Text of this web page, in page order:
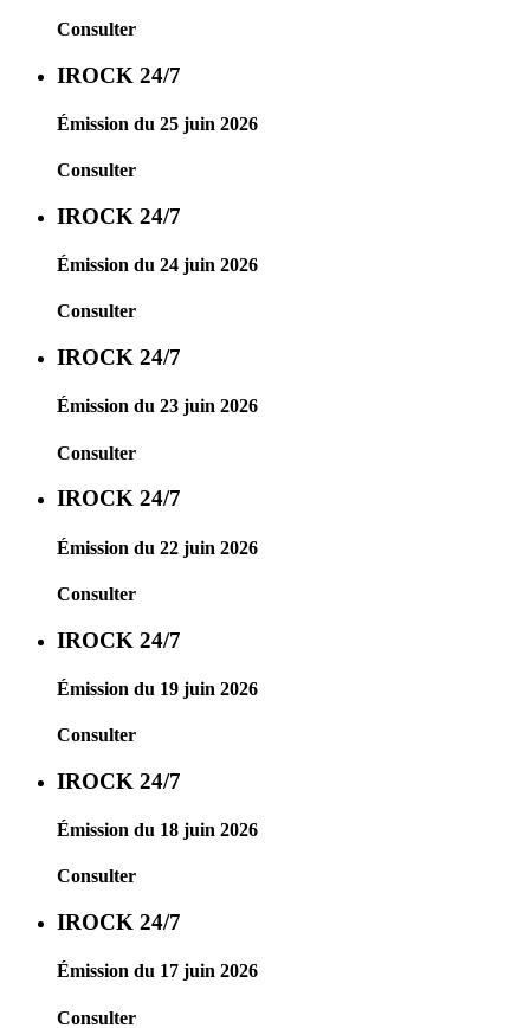
Consulter
IROCK 24/7
Émission du 25 juin 2026
Consulter
IROCK 24/7
Émission du 24 juin 2026
Consulter
IROCK 24/7
Émission du 23 juin 2026
Consulter
IROCK 24/7
Émission du 22 juin 2026
Consulter
IROCK 24/7
Émission du 19 juin 2026
Consulter
IROCK 24/7
Émission du 18 juin 2026
Consulter
IROCK 24/7
Émission du 17 juin 2026
Consulter